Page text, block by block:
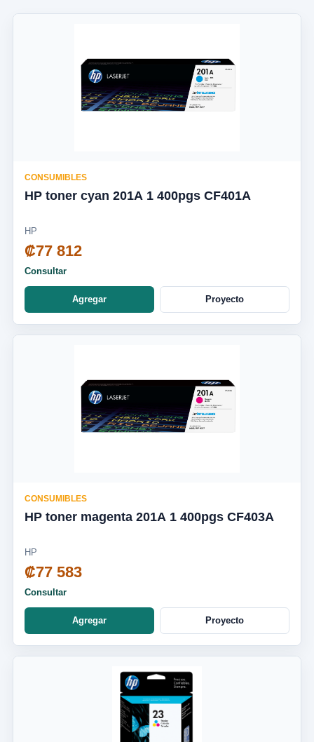
CONSUMIBLES
HP toner cyan 201A 1 400pgs CF401A
HP
₡77 812
Consultar
Agregar Proyecto
CONSUMIBLES
HP toner magenta 201A 1 400pgs CF403A
HP
₡77 583
Consultar
Agregar Proyecto